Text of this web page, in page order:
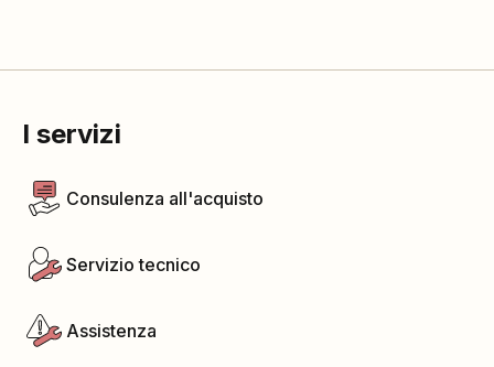
I servizi
Consulenza all'acquisto
Servizio tecnico
Assistenza